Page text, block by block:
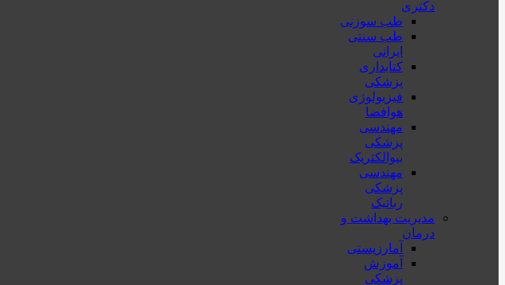
دکتری
طب سوزنی
طب سنتی
ایرانی
کتابداری
پزشکی
فیزیولوژی
هوافضا
مهندسی
پزشکی
بیوالکتریک
مهندسی
پزشکی
رباتیک
مدیریت بهداشت و
درمان
آمارزیستی
آموزش
پزشکی